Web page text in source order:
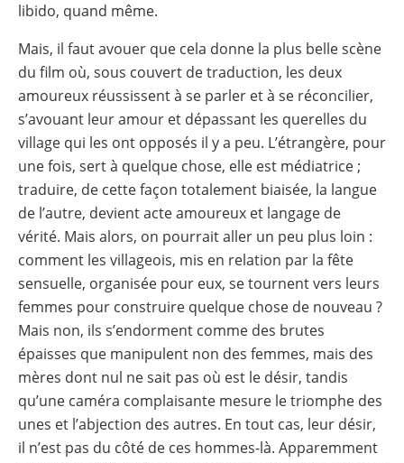
libido, quand même.
Mais, il faut avouer que cela donne la plus belle scène
du film où, sous couvert de traduction, les deux
amoureux réussissent à se parler et à se réconcilier,
s’avouant leur amour et dépassant les querelles du
village qui les ont opposés il y a peu. L’étrangère, pour
une fois, sert à quelque chose, elle est médiatrice ;
traduire, de cette façon totalement biaisée, la langue
de l’autre, devient acte amoureux et langage de
vérité. Mais alors, on pourrait aller un peu plus loin :
comment les villageois, mis en relation par la fête
sensuelle, organisée pour eux, se tournent vers leurs
femmes pour construire quelque chose de nouveau ?
Mais non, ils s’endorment comme des brutes
épaisses que manipulent non des femmes, mais des
mères dont nul ne sait pas où est le désir, tandis
qu’une caméra complaisante mesure le triomphe des
unes et l’abjection des autres. En tout cas, leur désir,
il n’est pas du côté de ces hommes-là. Apparemment